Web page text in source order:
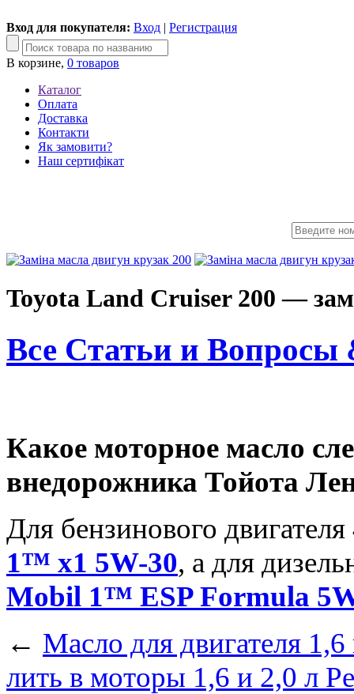
Вход для покупателя: Вход | Регистрация
В корзине, 0 товаров
Каталог
Оплата
Доставка
Контакти
Як замовити?
Наш сертифікат
Toyota Land Cruiser 200 —
Все Статьи и
Какое моторное масло
внедорожника Тойота
Для бензинового
1™ x1 5W-30, а для
Mobil 1™ ESP Formula
← Масло для двигателя
лить в моторы 1,6 и 2,0 л